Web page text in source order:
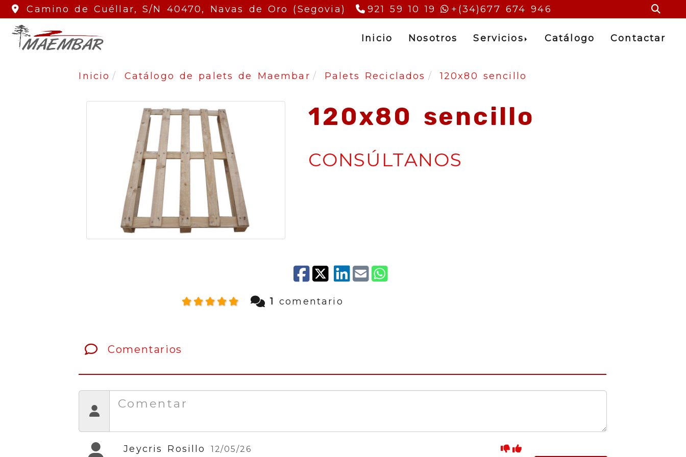
Camino de Cuéllar, S/N 40470, Navas de Oro (Segovia) 921 59 10 19 +(34)677 674 946
Inicio Nosotros Servicios Catálogo Contactar
Inicio Catálogo de palets de Maembar Palets Reciclados 120x80 sencillo
120x80 sencillo
CONSÚLTANOS
1 comentario
Comentarios
Jeycris Rosillo 12/05/26